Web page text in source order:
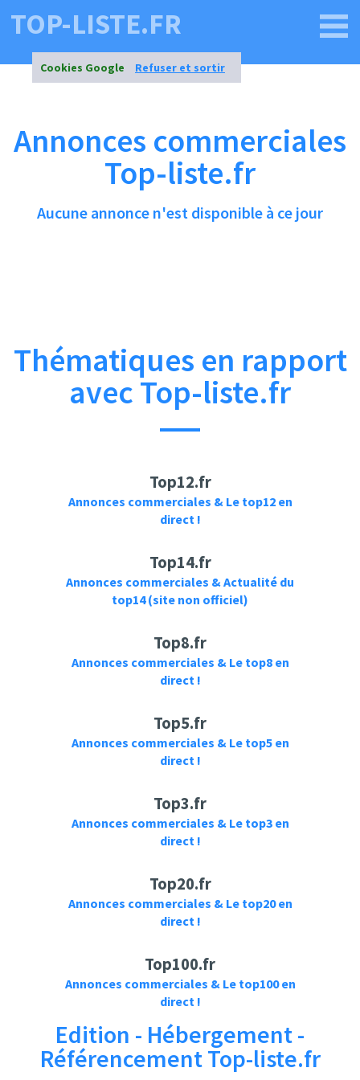
Cookies Google Refuser et sortir
TOP-LISTE.FR
Annonces commerciales
Top-liste.fr
Aucune annonce n'est disponible à ce jour
Thématiques en rapport
avec Top-liste.fr
Top12.fr
Annonces commerciales & Le top12 en
direct !
Top14.fr
Annonces commerciales & Actualité du
top14 (site non officiel)
Top8.fr
Annonces commerciales & Le top8 en
direct !
Top5.fr
Annonces commerciales & Le top5 en
direct !
Top3.fr
Annonces commerciales & Le top3 en
direct !
Top20.fr
Annonces commerciales & Le top20 en
direct !
Top100.fr
Annonces commerciales & Le top100 en
direct !
Edition - Hébergement -
Référencement Top-liste.fr